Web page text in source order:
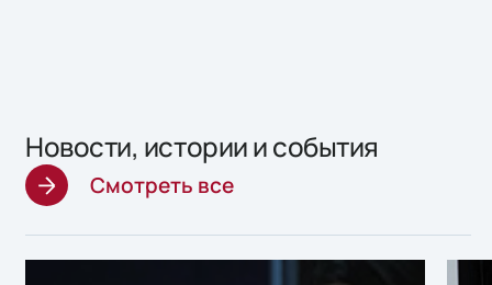
Новости, истории и события
Смотреть все